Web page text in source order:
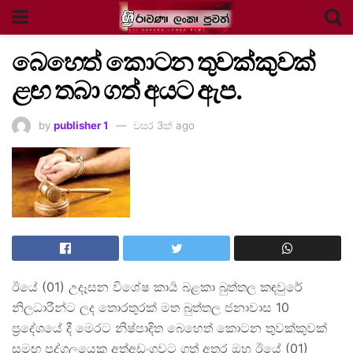
බෙහෙත් කොටන තුවක්කුවක්
ළඟ තබා ගත් අයට ඇප.
by publisher 1 වසර 3ක් ago
ඊයේ (01) උදෑසන විශේෂ කාර්‍ය බළකා බුත්තල කඳවුරේ
නිලධාරීන්ට ලද තොරතුරක් මත බුත්තල ජනාවාස 10
ප්‍රදේශයේ දී මෙරට නිෂ්පාදිත බෙහෙත් කොටන තුවක්කුවක්
සමඟ පුද්ගලයෙකු අත්අඩංගුවට ගත් අතර ඔහු ඊයේ (01)